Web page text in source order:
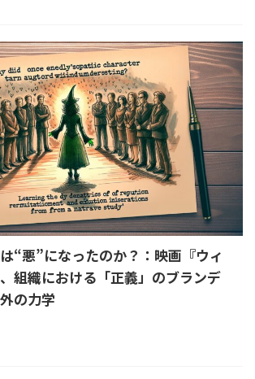
“悪”になったのか？：映画『ウィ
組織における「正義」のブランデ
の力学